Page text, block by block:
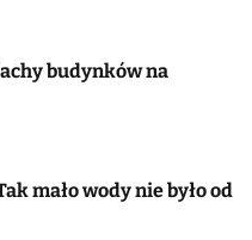
budynków na
mało wody nie było od